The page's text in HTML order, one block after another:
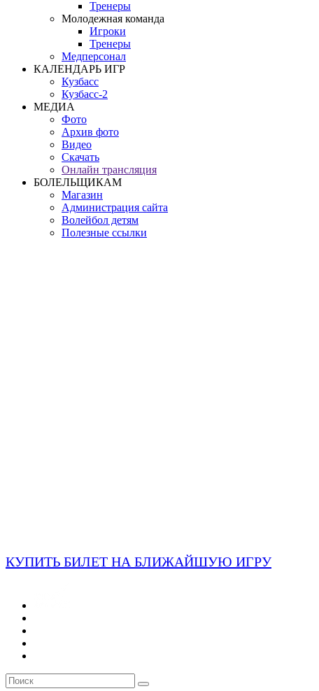
Тренеры
Молодежная команда
Игроки
Тренеры
Медперсонал
КАЛЕНДАРЬ ИГР
Кузбасс
Кузбасс-2
МЕДИА
Фото
Архив фото
Видео
Скачать
Онлайн трансляция
БОЛЕЛЬЩИКАМ
Магазин
Администрация сайта
Волейбол детям
Полезные ссылки
КУПИТЬ БИЛЕТ НА БЛИЖАЙШУЮ ИГРУ